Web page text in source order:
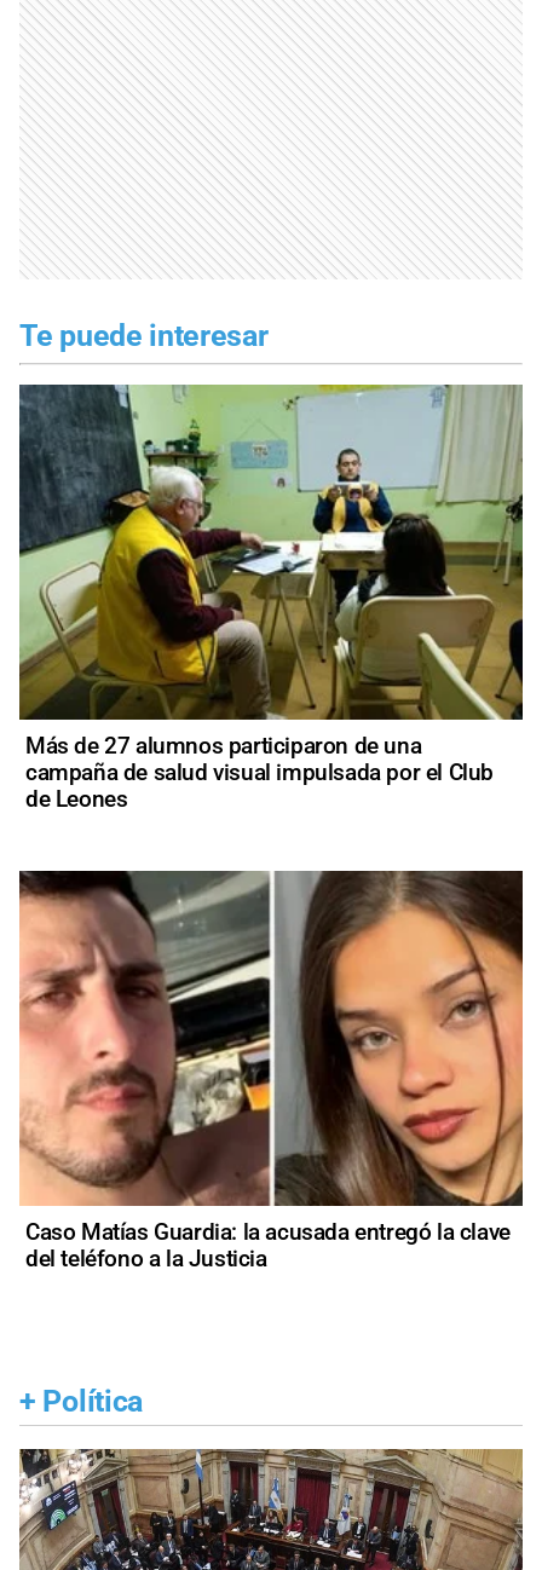
Te puede interesar
Más de 27 alumnos participaron de una
campaña de salud visual impulsada por el Club
de Leones
Caso Matías Guardia: la acusada entregó la clave
del teléfono a la Justicia
+ Política